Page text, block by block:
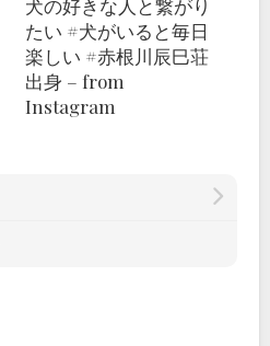
犬の好きな人と繋がり
たい #犬がいると毎日
楽しい #赤根川辰巳荘
出身 – from
Instagram